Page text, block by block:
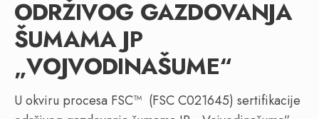
ODRŽIVOG GAZDOVANJA
ŠUMAMA JP
„VOJVODINAŠUME“
U okviru procesa FSC™ (FSC C021645) sertifikacije